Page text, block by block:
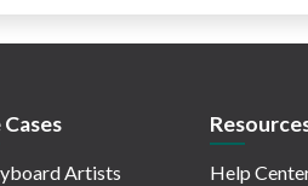
Cases
Artists
Help